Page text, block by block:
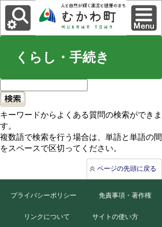
くらし・手続き
キーワードからよくある質問の検索ができま
す。
複数語で検索を行う場合は、単語と単語の間
をスペースで区切ってください。
ページの先頭に戻る
プライバシーポリシー 免責事項・著作権
リンクについて サイトの使い方